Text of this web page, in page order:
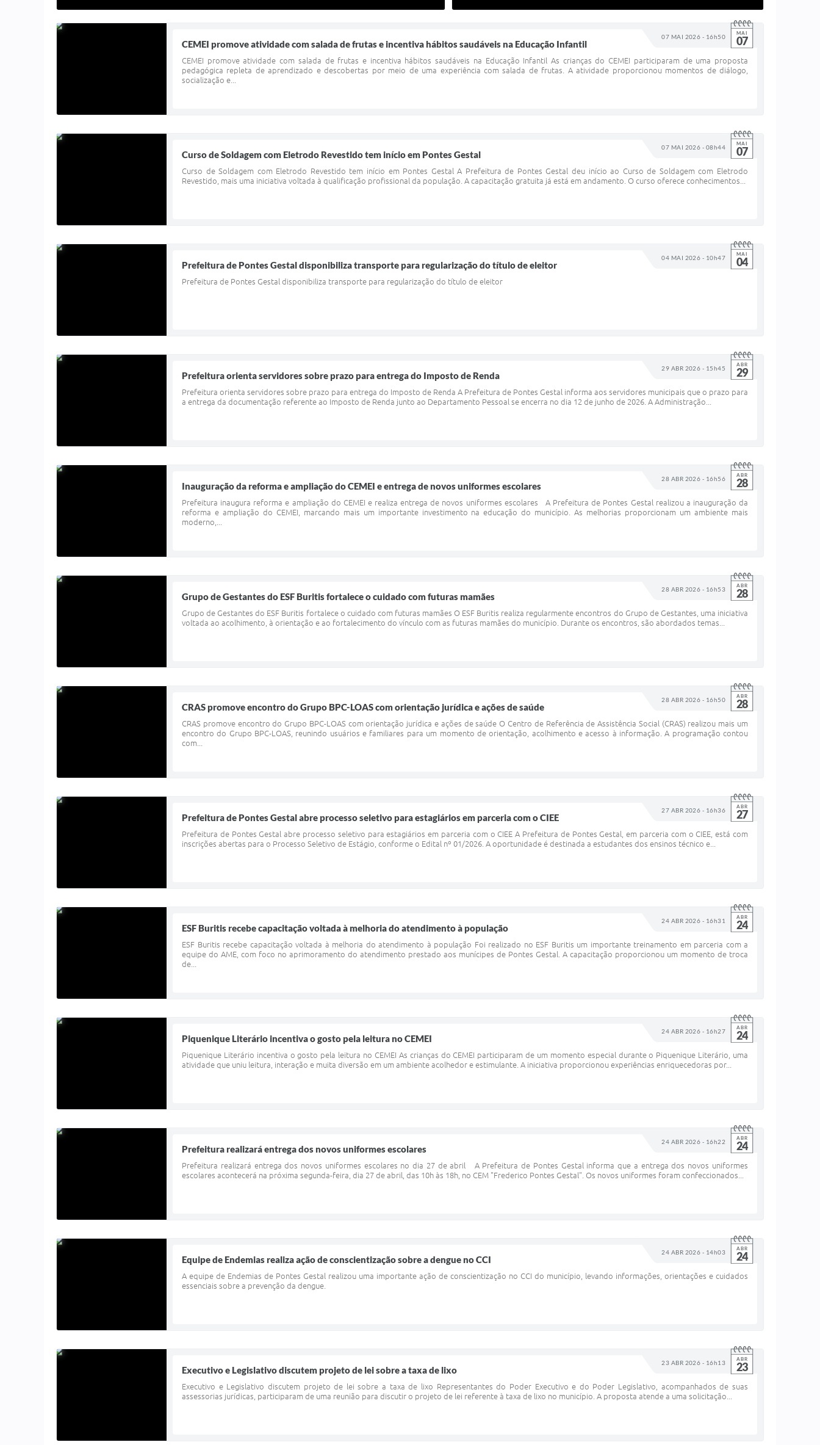
07 MAI 2026 - 16h50 MAI
07
CEMEI promove atividade com salada de frutas e incentiva hábitos saudáveis na Educação Infantil
CEMEI promove atividade com salada de frutas e incentiva hábitos saudáveis na Educação Infantil As crianças do CEMEI participaram de uma proposta
pedagógica repleta de aprendizado e descobertas por meio de uma experiência com salada de frutas. A atividade proporcionou momentos de diálogo,
socialização e...
07 MAI 2026 - 08h44 MAI
07
Curso de Soldagem com Eletrodo Revestido tem início em Pontes Gestal
Curso de Soldagem com Eletrodo Revestido tem início em Pontes Gestal A Prefeitura de Pontes Gestal deu início ao Curso de Soldagem com Eletrodo
Revestido, mais uma iniciativa voltada à qualificação profissional da população. A capacitação gratuita já está em andamento. O curso oferece conhecimentos...
04 MAI 2026 - 10h47 MAI
04
Prefeitura de Pontes Gestal disponibiliza transporte para regularização do título de eleitor
Prefeitura de Pontes Gestal disponibiliza transporte para regularização do título de eleitor
29 ABR 2026 - 15h45 ABR
29
Prefeitura orienta servidores sobre prazo para entrega do Imposto de Renda
Prefeitura orienta servidores sobre prazo para entrega do Imposto de Renda A Prefeitura de Pontes Gestal informa aos servidores municipais que o prazo para
a entrega da documentação referente ao Imposto de Renda junto ao Departamento Pessoal se encerra no dia 12 de junho de 2026. A Administração...
28 ABR 2026 - 16h56 ABR
28
Inauguração da reforma e ampliação do CEMEI e entrega de novos uniformes escolares
Prefeitura inaugura reforma e ampliação do CEMEI e realiza entrega de novos uniformes escolares A Prefeitura de Pontes Gestal realizou a inauguração da
reforma e ampliação do CEMEI, marcando mais um importante investimento na educação do município. As melhorias proporcionam um ambiente mais
moderno,...
28 ABR 2026 - 16h53 ABR
28
Grupo de Gestantes do ESF Buritis fortalece o cuidado com futuras mamães
Grupo de Gestantes do ESF Buritis fortalece o cuidado com futuras mamães O ESF Buritis realiza regularmente encontros do Grupo de Gestantes, uma iniciativa
voltada ao acolhimento, à orientação e ao fortalecimento do vínculo com as futuras mamães do município. Durante os encontros, são abordados temas...
28 ABR 2026 - 16h50 ABR
28
CRAS promove encontro do Grupo BPC-LOAS com orientação jurídica e ações de saúde
CRAS promove encontro do Grupo BPC-LOAS com orientação jurídica e ações de saúde O Centro de Referência de Assistência Social (CRAS) realizou mais um
encontro do Grupo BPC-LOAS, reunindo usuários e familiares para um momento de orientação, acolhimento e acesso à informação. A programação contou
com...
27 ABR 2026 - 16h36 ABR
27
Prefeitura de Pontes Gestal abre processo seletivo para estagiários em parceria com o CIEE
Prefeitura de Pontes Gestal abre processo seletivo para estagiários em parceria com o CIEE A Prefeitura de Pontes Gestal, em parceria com o CIEE, está com
inscrições abertas para o Processo Seletivo de Estágio, conforme o Edital nº 01/2026. A oportunidade é destinada a estudantes dos ensinos técnico e...
24 ABR 2026 - 16h31 ABR
24
ESF Buritis recebe capacitação voltada à melhoria do atendimento à população
ESF Buritis recebe capacitação voltada à melhoria do atendimento à população Foi realizado no ESF Buritis um importante treinamento em parceria com a
equipe do AME, com foco no aprimoramento do atendimento prestado aos munícipes de Pontes Gestal. A capacitação proporcionou um momento de troca
de...
24 ABR 2026 - 16h27 ABR
24
Piquenique Literário incentiva o gosto pela leitura no CEMEI
Piquenique Literário incentiva o gosto pela leitura no CEMEI As crianças do CEMEI participaram de um momento especial durante o Piquenique Literário, uma
atividade que uniu leitura, interação e muita diversão em um ambiente acolhedor e estimulante. A iniciativa proporcionou experiências enriquecedoras por...
24 ABR 2026 - 16h22 ABR
24
Prefeitura realizará entrega dos novos uniformes escolares
Prefeitura realizará entrega dos novos uniformes escolares no dia 27 de abril A Prefeitura de Pontes Gestal informa que a entrega dos novos uniformes
escolares acontecerá na próxima segunda-feira, dia 27 de abril, das 10h às 18h, no CEM "Frederico Pontes Gestal". Os novos uniformes foram confeccionados...
24 ABR 2026 - 14h03 ABR
24
Equipe de Endemias realiza ação de conscientização sobre a dengue no CCI
A equipe de Endemias de Pontes Gestal realizou uma importante ação de conscientização no CCI do município, levando informações, orientações e cuidados
essenciais sobre a prevenção da dengue.
23 ABR 2026 - 16h13 ABR
23
Executivo e Legislativo discutem projeto de lei sobre a taxa de lixo
Executivo e Legislativo discutem projeto de lei sobre a taxa de lixo Representantes do Poder Executivo e do Poder Legislativo, acompanhados de suas
assessorias jurídicas, participaram de uma reunião para discutir o projeto de lei referente à taxa de lixo no município. A proposta atende a uma solicitação...